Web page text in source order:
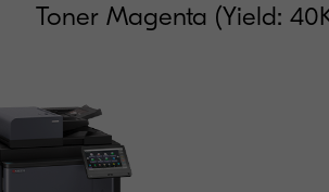
Toner Magenta (Yield: